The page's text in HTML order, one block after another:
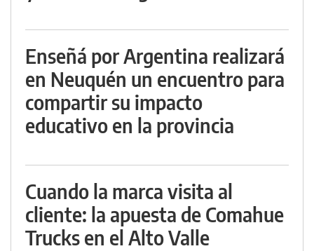
Enseñá por Argentina realizará
en Neuquén un encuentro para
compartir su impacto
educativo en la provincia
Cuando la marca visita al
cliente: la apuesta de Comahue
Trucks en el Alto Valle